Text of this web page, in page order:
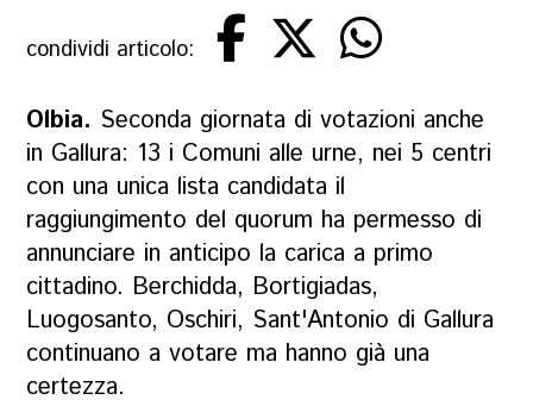
condividi articolo:
Olbia. Seconda giornata di votazioni anche
in Gallura: 13 i Comuni alle urne, nei 5 centri
con una unica lista candidata il
raggiungimento del quorum ha permesso di
annunciare in anticipo la carica a primo
cittadino. Berchidda, Bortigiadas,
Luogosanto, Oschiri, Sant'Antonio di Gallura
continuano a votare ma hanno già una
certezza.